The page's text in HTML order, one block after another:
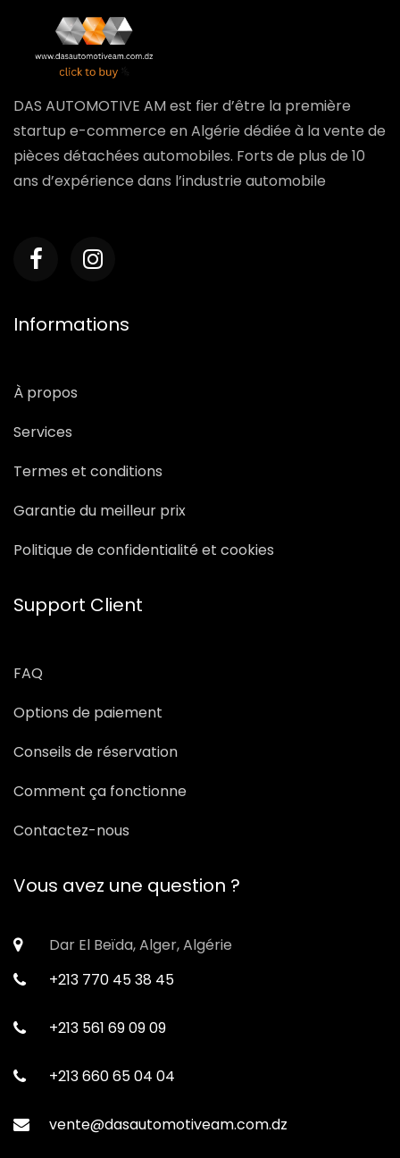
DAS AUTOMOTIVE AM est fier d’être la première
startup e-commerce en Algérie dédiée à la vente de
pièces détachées automobiles. Forts de plus de 10
ans d’expérience dans l’industrie automobile
Informations
À propos
Services
Termes et conditions
Garantie du meilleur prix
Politique de confidentialité et cookies
Support Client
FAQ
Options de paiement
Conseils de réservation
Comment ça fonctionne
Contactez-nous
Vous avez une question ?
Dar El Beïda, Alger, Algérie
+213 770 45 38 45
+213 561 69 09 09
+213 660 65 04 04
vente@dasautomotiveam.com.dz